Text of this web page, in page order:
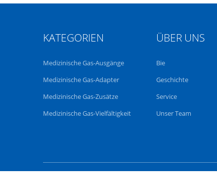
KATEGORIEN
Medizinische Gas-Ausgänge
Medizinische Gas-Adapter
Medizinische Gas-Zusätze
Medizinische Gas-Vielfältigkeit
ÜBER UNS
Bie
Geschichte
Service
Unser Team